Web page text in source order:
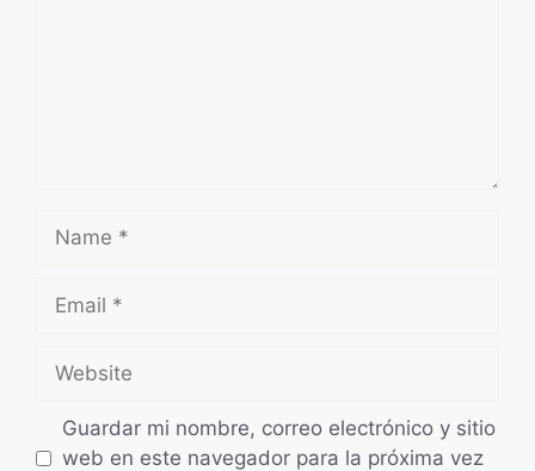
Name
Email
Website
Guardar mi nombre, correo electrónico y sitio
web en este navegador para la próxima vez